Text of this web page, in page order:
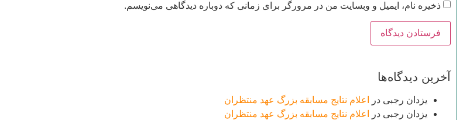
ذخیره نام، ایمیل و وبسایت من در مرورگر برای زمانی که دوباره دیدگاهی می‌نویسم.
آخرین دیدگاه‌ها
یزدان رجبی در
اعلام نتایج مسابقه بزرگ عهد منتظران
یزدان رجبی در
اعلام نتایج مسابقه بزرگ عهد منتظران